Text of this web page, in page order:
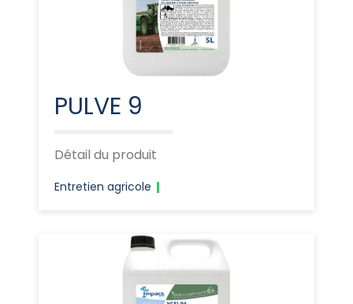
PULVE 9
Détail du produit
Entretien agricole